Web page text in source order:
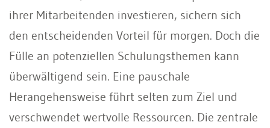
ihrer Mitarbeitenden investieren, sichern sich
den entscheidenden Vorteil für morgen. Doch die
Fülle an potenziellen Schulungsthemen kann
überwältigend sein. Eine pauschale
Herangehensweise führt selten zum Ziel und
verschwendet wertvolle Ressourcen. Die zentrale